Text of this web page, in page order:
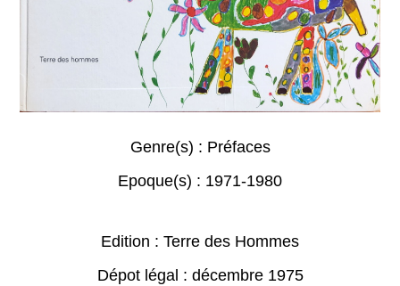
Genre(s) : Préfaces
Epoque(s) : 1971-1980
Edition : Terre des Hommes
Dépot légal : décembre 1975